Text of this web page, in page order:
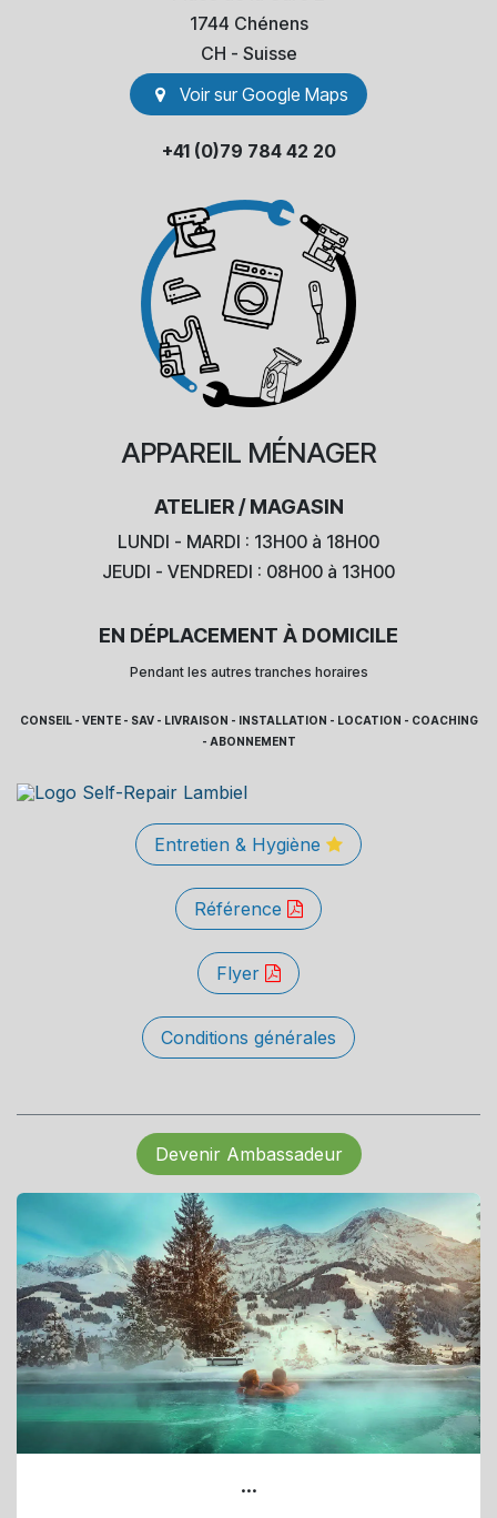
1744 Chénens
​CH - Suisse
Voir sur Go​​ogle Maps
+41 (0)79 784 42 20
APPAREIL MÉNAGER
ATELIER / MAGASIN
LUNDI - MARDI : 13H00 à 18H00
JEUDI - VENDREDI : 08H00 à 13H00
EN DÉPLACEMENT À DOMICILE
Pendant les autres tranches horaires
CONSEIL - VENTE - SAV - LIVRAISON - INSTALLATION - LOCATION - COACHING
- ABONNEMENT
Entretien & Hygiène
Référence
Flyer
Conditions générales
Devenir Ambassadeur
...